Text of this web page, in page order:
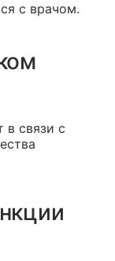
с врачом.
в связи с